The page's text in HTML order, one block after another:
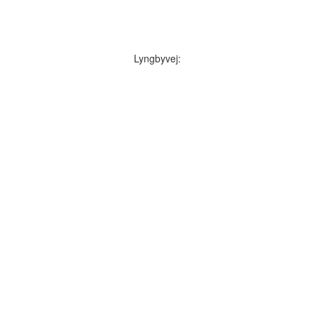
Lyngbyvej: